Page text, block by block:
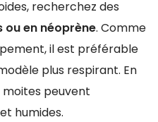
recherchez des
en néoprène. Comme
il est préférable
plus respirant. En
peuvent
humides.